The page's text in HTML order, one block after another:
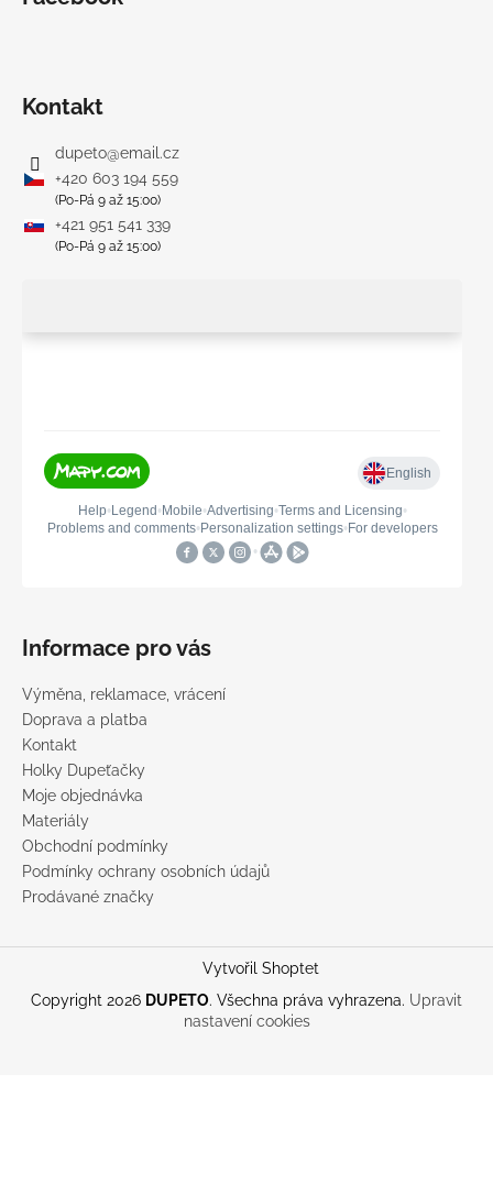
Kontakt
dupeto@email.cz
+420 603 194 559
(Po-Pá 9 až 15:00)
+421 951 541 339
(Po-Pá 9 až 15:00)
Informace pro vás
Výměna, reklamace, vrácení
Doprava a platba
Kontakt
Holky Dupeťačky
Moje objednávka
Materiály
Obchodní podmínky
Podmínky ochrany osobních údajů
Prodávané značky
Vytvořil Shoptet
Copyright 2026 DUPETO. Všechna práva vyhrazena. Upravit
nastavení cookies